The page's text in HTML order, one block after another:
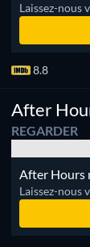
Laissez-nous
8.8
After
REGARDER
After Hours
Laissez-nous